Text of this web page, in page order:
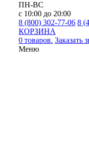
ПН-ВС
с 10:00 до 20:00
8 (800) 302-77-06 8
КОРЗИНА
0 товаров. Заказать
Меню